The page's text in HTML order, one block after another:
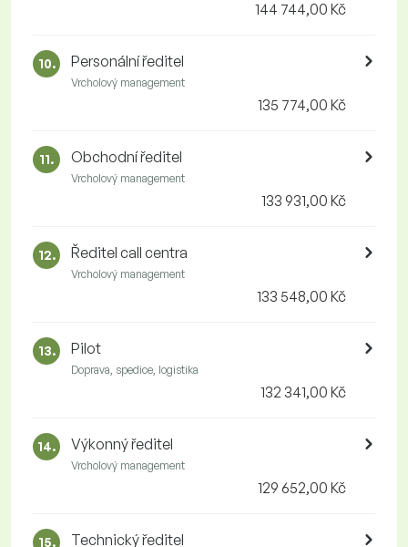
144 744,00 Kč
10. Personální ředitel
Vrcholový management
135 774,00 Kč
11. Obchodní ředitel
Vrcholový management
133 931,00 Kč
12. Ředitel call centra
Vrcholový management
133 548,00 Kč
13. Pilot
Doprava, spedice, logistika
132 341,00 Kč
14. Výkonný ředitel
Vrcholový management
129 652,00 Kč
15. Technický ředitel